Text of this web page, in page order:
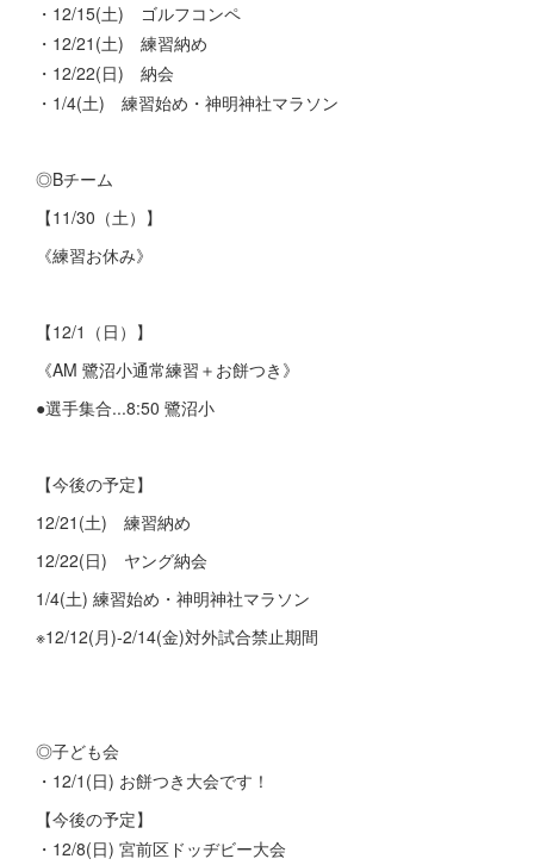
・12/15(土) ゴルフコンペ
・12/21(土) 練習納め
・12/22(日) 納会
・1/4(土) 練習始め・神明神社マラソン
◎Bチーム
【11/30（土）】
《練習お休み》
【12/1（日）】
《AM 鷺沼小通常練習＋お餅つき》
●選手集合...8:50 鷺沼小
【今後の予定】
12/21(土) 練習納め
12/22(日) ヤング納会
1/4(土) 練習始め・神明神社マラソン
※12/12(月)-2/14(金)対外試合禁止期間
◎子ども会
・12/1(日) お餅つき大会です！
【今後の予定】
・12/8(日) 宮前区ドッヂビー大会